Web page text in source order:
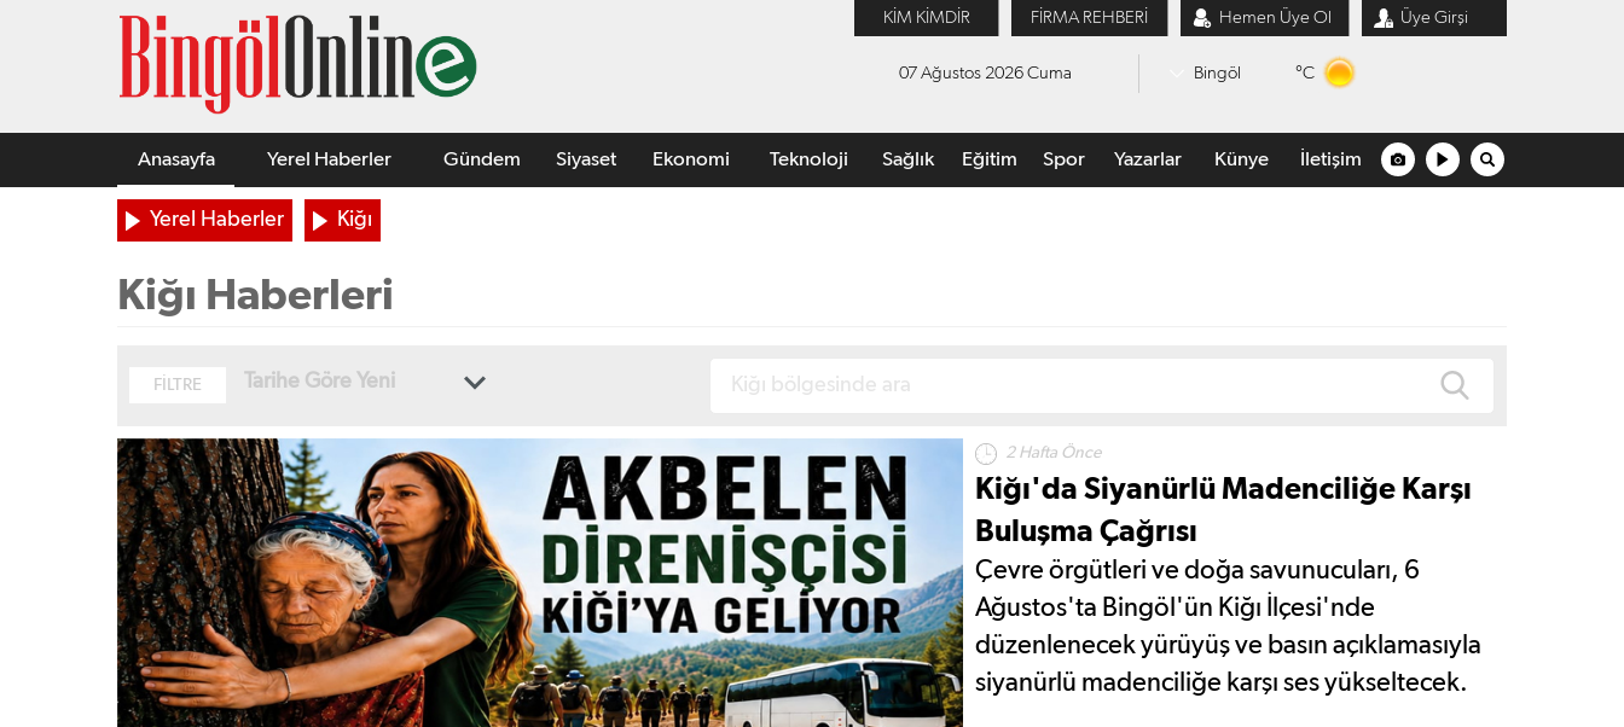
KİM KİMDİR FİRMA REHBERİ Hemen Üye Ol Üye Girşi
07 Ağustos 2026 Cuma Bingöl °C
Anasayfa Yerel Haberler Gündem Siyaset Ekonomi Teknoloji Sağlık Eğitim Spor Yazarlar Künye İletişim
Yerel Haberler Kiğı
Kiğı Haberleri
FİLTRE Tarihe Göre Yeni
2 Hafta Önce
Kiğı'da Siyanürlü Madenciliğe Karşı
Buluşma Çağrısı
Çevre örgütleri ve doğa savunucuları, 6
Ağustos'ta Bingöl'ün Kiğı İlçesi'nde
düzenlenecek yürüyüş ve basın açıklamasıyla
siyanürlü madenciliğe karşı ses yükseltecek.